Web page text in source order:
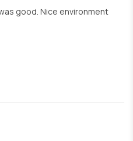
good. Nice environment